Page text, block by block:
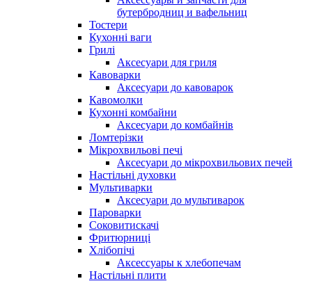
бутербродниц и вафельниц
Тостери
Кухонні ваги
Грилі
Аксесуари для гриля
Кавоварки
Аксесуари до кавоварок
Кавомолки
Кухонні комбайни
Аксесуари до комбайнів
Ломтерізки
Мікрохвильові печі
Аксесуари до мікрохвильових печей
Настільні духовки
Мультиварки
Аксесуари до мультиварок
Пароварки
Соковитискачі
Фритюрниці
Хлібопічі
Аксессуары к хлебопечам
Настільні плити